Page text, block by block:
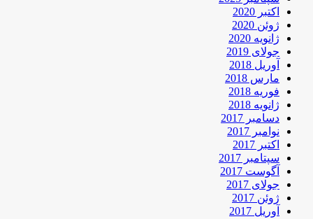
اکتبر 2020
ژوئن 2020
ژانویه 2020
جولای 2019
آوریل 2018
مارس 2018
فوریه 2018
ژانویه 2018
دسامبر 2017
نوامبر 2017
اکتبر 2017
سپتامبر 2017
آگوست 2017
جولای 2017
ژوئن 2017
آوریل 2017